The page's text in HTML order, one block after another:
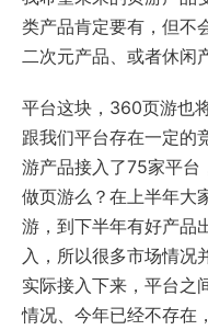
类产品肯定要有，但不
二次元产品、或者休闲
平台这块，360页游也
跟我们平台存在一定的
游产品接入了75家平台
做页游么？在上半年大
游，到下半年有好产品
入，所以很多市场情况
实际接入下来，平台之
情况、今年已经不存在